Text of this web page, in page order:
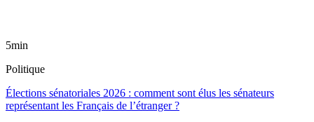
5min
Politique
Élections sénatoriales 2026 : comment sont élus les sénateurs
représentant les Français de l’étranger ?